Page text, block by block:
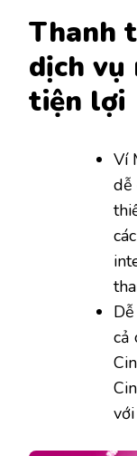
Thanh
dịch vụ
tiện lợi
Ví
dễ
cả